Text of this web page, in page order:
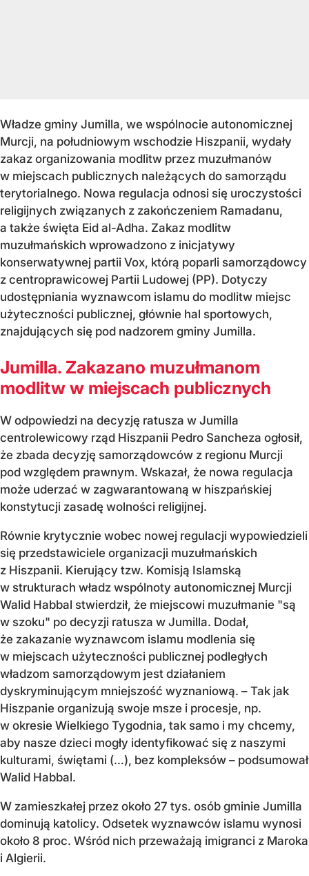
Władze gminy Jumilla, we wspólnocie autonomicznej
Murcji, na południowym wschodzie Hiszpanii, wydały
zakaz organizowania modlitw przez muzułmanów
w miejscach publicznych należących do samorządu
terytorialnego. Nowa regulacja odnosi się uroczystości
religijnych związanych z zakończeniem Ramadanu,
a także święta Eid al-Adha. Zakaz modlitw
muzułmańskich wprowadzono z inicjatywy
konserwatywnej partii Vox, którą poparli samorządowcy
z centroprawicowej Partii Ludowej (PP). Dotyczy
udostępniania wyznawcom islamu do modlitw miejsc
użyteczności publicznej, głównie hal sportowych,
znajdujących się pod nadzorem gminy Jumilla.
Jumilla. Zakazano muzułmanom
modlitw w miejscach publicznych
W odpowiedzi na decyzję ratusza w Jumilla
centrolewicowy rząd Hiszpanii Pedro Sancheza ogłosił,
że zbada decyzję samorządowców z regionu Murcji
pod względem prawnym. Wskazał, że nowa regulacja
może uderzać w zagwarantowaną w hiszpańskiej
konstytucji zasadę wolności religijnej.
Równie krytycznie wobec nowej regulacji wypowiedzieli
się przedstawiciele organizacji muzułmańskich
z Hiszpanii. Kierujący tzw. Komisją Islamską
w strukturach władz wspólnoty autonomicznej Murcji
Walid Habbal stwierdził, że miejscowi muzułmanie "są
w szoku" po decyzji ratusza w Jumilla. Dodał,
że zakazanie wyznawcom islamu modlenia się
w miejscach użyteczności publicznej podległych
władzom samorządowym jest działaniem
dyskryminującym mniejszość wyznaniową. – Tak jak
Hiszpanie organizują swoje msze i procesje, np.
w okresie Wielkiego Tygodnia, tak samo i my chcemy,
aby nasze dzieci mogły identyfikować się z naszymi
kulturami, świętami (…), bez kompleksów – podsumował
Walid Habbal.
W zamieszkałej przez około 27 tys. osób gminie Jumilla
dominują katolicy. Odsetek wyznawców islamu wynosi
około 8 proc. Wśród nich przeważają imigranci z Maroka
i Algierii.